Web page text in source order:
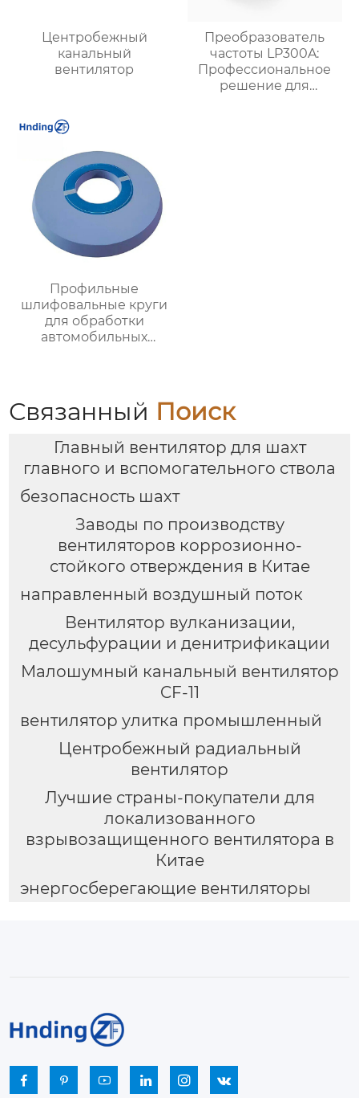
Центробежный
канальный
вентилятор
Преобразователь
частоты LP300A:
Профессиональное
решение для
Профильные
шлифовальные круги
для обработки
автомобильных
Связанный Поиск
Главный вентилятор для шахт
главного и вспомогательного ствола
безопасность шахт
Заводы по производству
вентиляторов коррозионно-
стойкого отверждения в Китае
направленный воздушный поток
Вентилятор вулканизации,
десульфурации и денитрификации
Малошумный канальный вентилятор
CF-11
вентилятор улитка промышленный
Центробежный радиальный
вентилятор
Лучшие страны-покупатели для
локализованного
взрывозащищенного вентилятора в
Китае
энергосберегающие вентиляторы
     